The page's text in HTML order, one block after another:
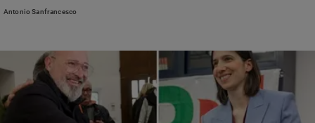
Musica
Arte
ideologica che non risolve il problema della tutela dei minori, come ha
Antonio Sanfrancesco